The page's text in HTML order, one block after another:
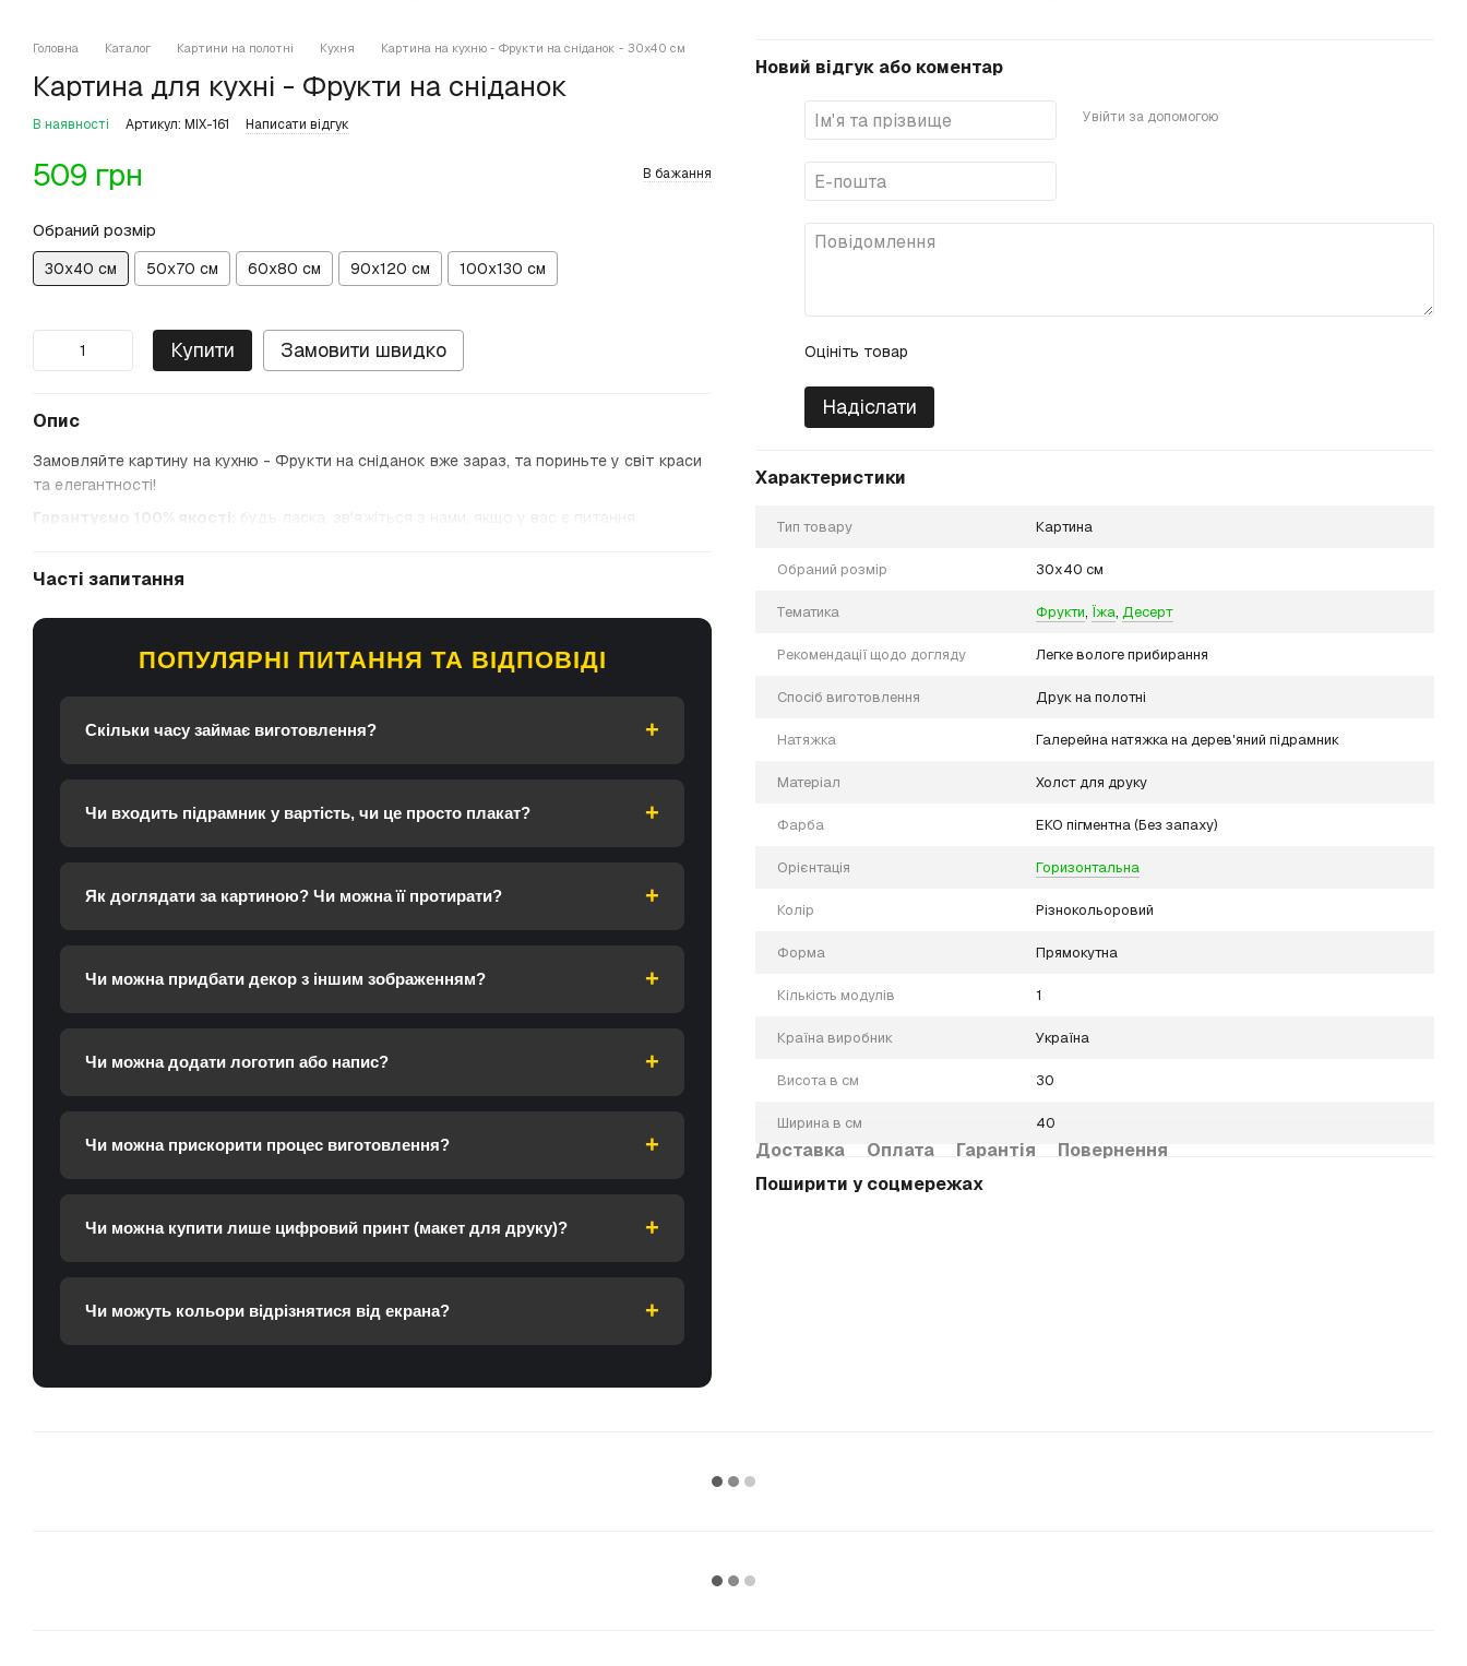
Головна Каталог Картини на полотні Кухня Картина на кухню - Фрукти на сніданок - 30х40 см
Картина для кухні - Фрукти на сніданок
В наявності Артикул: MIX-161 Написати відгук
509 грн В бажання
Обраний розмір
30х40 см 50х70 см 60х80 см 90х120 см 100х130 см
Купити Замовити швидко
Опис
Замовляйте картину на кухню - Фрукти на сніданок вже зараз, та пориньте у світ краси
та елегантності!
Гарантуємо 100% якості:
будь ласка, зв'яжіться з нами, якщо у вас є питання.
Часті запитання
ПОПУЛЯРНІ ПИТАННЯ ТА ВІДПОВІДІ
Скільки часу займає виготовлення?
Чи входить підрамник у вартість, чи це просто плакат?
Як доглядати за картиною? Чи можна її протирати?
Чи можна придбати декор з іншим зображенням?
Чи можна додати логотип або напис?
Чи можна прискорити процес виготовлення?
Чи можна купити лише цифровий принт (макет для друку)?
Чи можуть кольори відрізнятися від екрана?
Новий відгук або коментар
Увійти за допомогою
Оцініть товар
Надіслати
Характеристики
Тип товару Картина
Обраний розмір 30х40 см
Тематика Фрукти, Їжа, Десерт
Рекомендації щодо догляду Легке вологе прибирання
Спосіб виготовлення Друк на полотні
Натяжка Галерейна натяжка на дерев'яний підрамник
Матеріал Холст для друку
Фарба ЕКО пігментна (Без запаху)
Орієнтація Горизонтальна
Колір Різнокольоровий
Форма Прямокутна
Кількість модулів 1
Країна виробник Україна
Висота в см 30
Ширина в см 40
Доставка Оплата Гарантія
Повернення
Поширити у соцмережах